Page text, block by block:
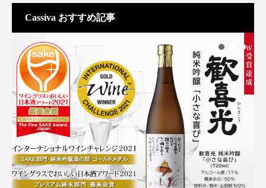
Cassiva おすすめ記事